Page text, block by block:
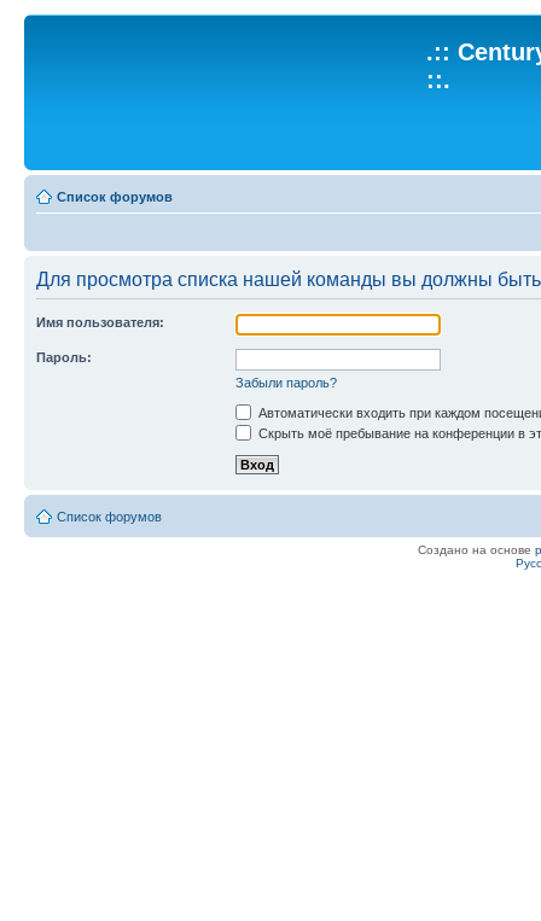
.::
::.
Список форумов
Для просмотра списка нашей команды вы должны
Имя пользователя:
Пароль:
Забыли пароль?
Автоматически входить при каждом
Скрыть моё пребывание на конференции в
Список форумов
Создано на основе